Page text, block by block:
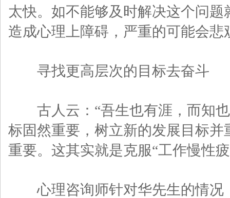
太快。如不能够及时解决这个问
造成心理上障碍，严重的可能会悲
寻找更高层次的目标去奋斗
古人云：“吾生也有涯，而知也
标固然重要，树立新的发展目标
重要。这其实就是克服“工作慢性
心理咨询师针对华先生的情况